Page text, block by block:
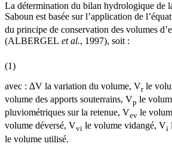
La détermination du bilan hydrologique de
Saboun est basée sur l’application de
du principe de conservation des volumes
(ALBERGEL et al., 1997), soit :
(1)
avec : ∆V la variation du volume, Vrle
volume des apports souterrains, Vp le
pluviométriques sur la retenue, Vev le
volume déversé, Vvi le volume vidangé, Vi
le volume utilisé.